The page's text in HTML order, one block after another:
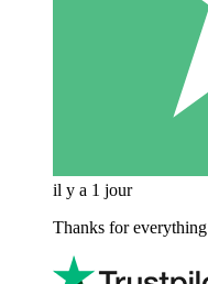
il y a 1 jour
Thanks for everything